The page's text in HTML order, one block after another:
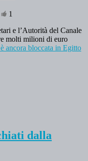
1
e l’Autorità del Canale
molti milioni di euro
ancora bloccata in Egitto
dalla